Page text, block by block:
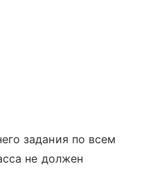
задания по всем
не должен